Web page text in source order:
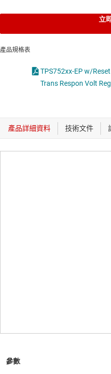
立
產品規格表
TPS752xx-EP w/
Trans Respon Volt